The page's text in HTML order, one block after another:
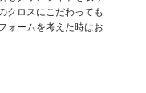
クロスにこだわっても
ォームを考えた時はお